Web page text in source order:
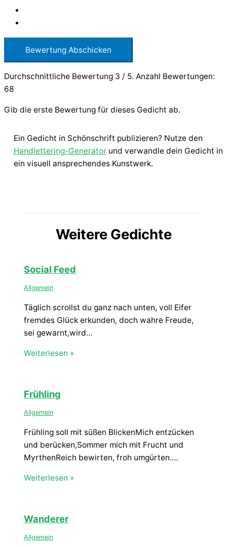
Bewertung Abschicken
Durchschnittliche Bewertung 3 / 5. Anzahl Bewertungen:
68
Gib die erste Bewertung für dieses Gedicht ab.
Ein Gedicht in Schönschrift publizieren? Nutze den
Handlettering-Generatorund verwandle dein Gedicht in
ein visuell ansprechendes Kunstwerk.
Weitere Gedichte
Social Feed
Allgemein
Täglich scrollst du ganz nach unten, voll Eifer
fremdes Glück erkunden, doch wahre Freude,
sei gewarnt,wird…
Weiterlesen »
Frühling
Allgemein
Frühling soll mit süßen BlickenMich entzücken
und berücken,Sommer mich mit Frucht und
MyrthenReich bewirten, froh umgürten.…
Weiterlesen »
Wanderer
Allgemein